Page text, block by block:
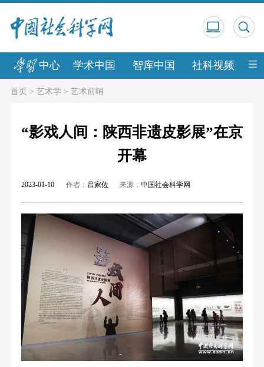
中心 学术中国 智库中国 社科视频 中
首页> 艺术学 > 艺术前哨
“影戏人间：陕西非遗皮影展”在京
开幕
2023-01-10 作者： 吕家佐 来源：中国社会科学网